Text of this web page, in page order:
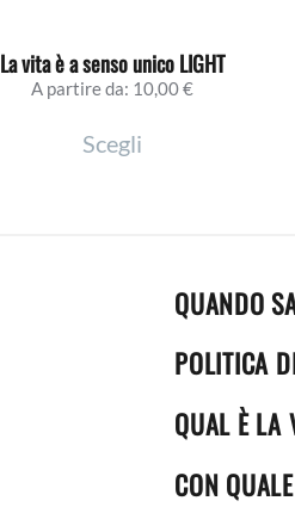
La vita è a senso unico LIGHT
A partire da: 10,00€
Scegliprodotto
possono
scelte
nella
QUANDO
POLITICA
QUAL È LA
CON